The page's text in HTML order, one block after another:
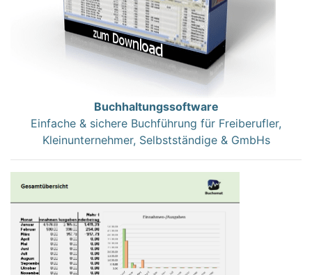
Buchhaltungssoftware
Einfache & sichere Buchführung für Freiberufler,
Kleinunternehmer, Selbstständige & GmbHs